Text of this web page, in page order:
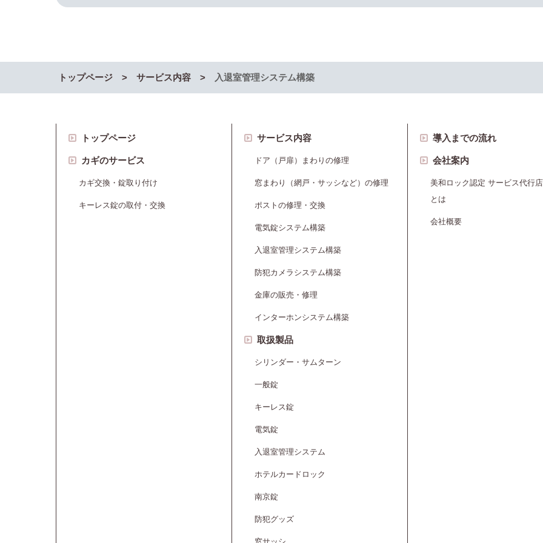
トップページ サービス内容 入退室管理システム構築
トップページ
カギのサービス
カギ交換・錠取り付け
キーレス錠の取付・交換
サービス内容
ドア（戸扉）まわりの修理
窓まわり（網戸・サッシなど）の修理
ポストの修理・交換
電気錠システム構築
入退室管理システム構築
防犯カメラシステム構築
金庫の販売・修理
インターホンシステム構築
取扱製品
シリンダー・サムターン
一般錠
キーレス錠
電気錠
入退室管理システム
ホテルカードロック
南京錠
防犯グッズ
導入までの流れ
会社案内
美和ロック認定 サービス代行
とは
会社概要